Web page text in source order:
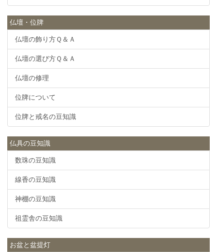
仏壇・位牌
仏壇の飾り方Ｑ＆Ａ
仏壇の選び方Ｑ＆Ａ
仏壇の修理
位牌について
位牌と戒名の豆知識
仏具の豆知識
数珠の豆知識
線香の豆知識
神棚の豆知識
祖霊舎の豆知識
お盆と盆提灯